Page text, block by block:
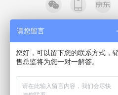
请您留言
您好，可以留下您的联系方式，
售总监将为您一对一解答。